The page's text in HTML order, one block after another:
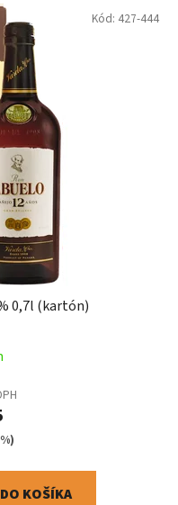
0,7l (kartón)
DO KOŠÍKA
Kód: 427-444